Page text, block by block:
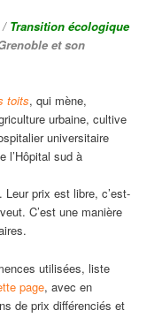
/ Transition écologique
et son
toits, qui mène,
urbaine, cultive
universitaire
l’Hôpital sud à
prix est libre, c’est-
C’est une manière
utilisées, liste
page, avec en
de prix différenciés et